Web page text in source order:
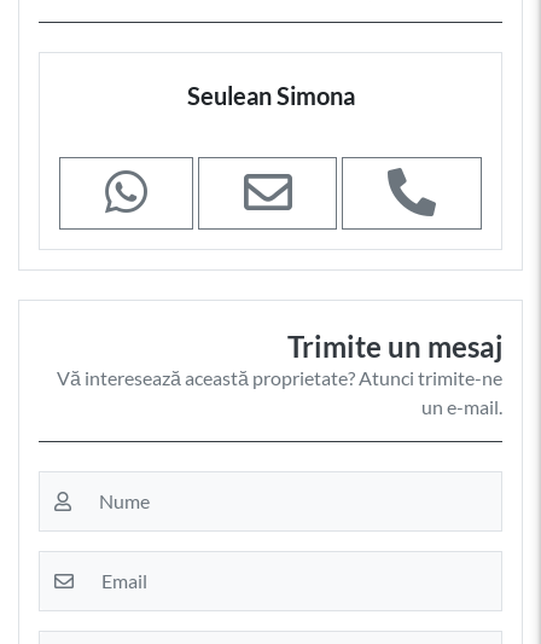
Seulean Simona
Trimite un mesaj
Vă interesează această proprietate? Atunci trimite-ne
un e-mail.